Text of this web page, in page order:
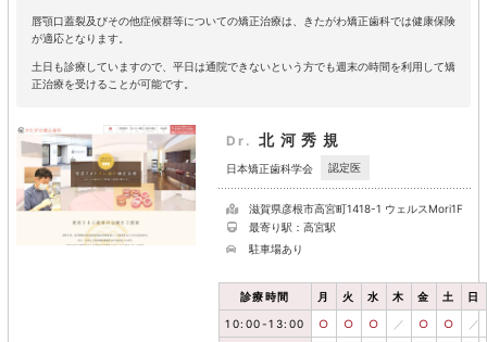
唇顎口蓋裂及びその他症候群等についての矯正治療は、きたがわ矯正歯科では健康保険
が適応となります。
土日も診療していますので、平日は通院できないという方でも週末の時間を利用して矯
正治療を受けることが可能です。
Dr. 北河秀規
日本矯正歯科学会 認定医
滋賀県彦根市高宮町1418-1 ウェルスMori1F
最寄り駅：高宮駅
駐車場あり
診療時間 月 火 水 木 金 土 日
10:00-13:00 ○ ○ ○ ／ ○ ○ ／